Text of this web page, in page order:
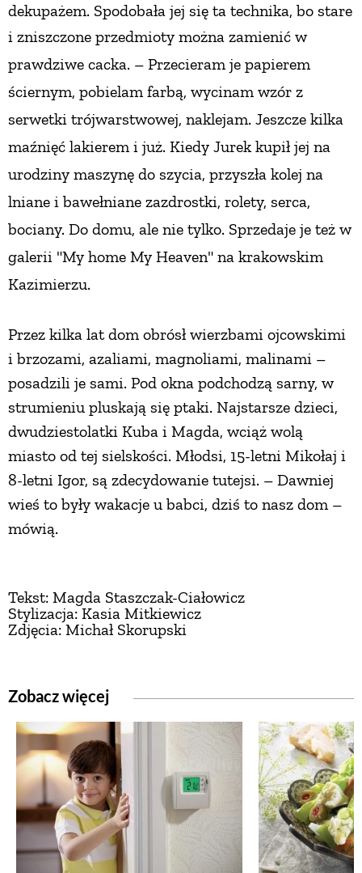
dekupażem. Spodobała jej się ta technika, bo stare
i zniszczone przedmioty można zamienić w
prawdziwe cacka. – Przecieram je papierem
ściernym, pobielam farbą, wycinam wzór z
serwetki trójwarstwowej, naklejam. Jeszcze kilka
maźnięć lakierem i już. Kiedy Jurek kupił jej na
urodziny maszynę do szycia, przyszła kolej na
lniane i bawełniane zazdrostki, rolety, serca,
bociany. Do domu, ale nie tylko. Sprzedaje je też w
galerii "My home My Heaven" na krakowskim
Kazimierzu.
Przez kilka lat dom obrósł wierzbami ojcowskimi
i brzozami, azaliami, magnoliami, malinami –
posadzili je sami. Pod okna podchodzą sarny, w
strumieniu pluskają się ptaki. Najstarsze dzieci,
dwudziestolatki Kuba i Magda, wciąż wolą
miasto od tej sielskości. Młodsi, 15-letni Mikołaj i
8-letni Igor, są zdecydowanie tutejsi. – Dawniej
wieś to były wakacje u babci, dziś to nasz dom –
mówią.
Tekst: Magda Staszczak-Ciałowicz
Stylizacja: Kasia Mitkiewicz
Zdjęcia: Michał Skorupski
Zobacz więcej